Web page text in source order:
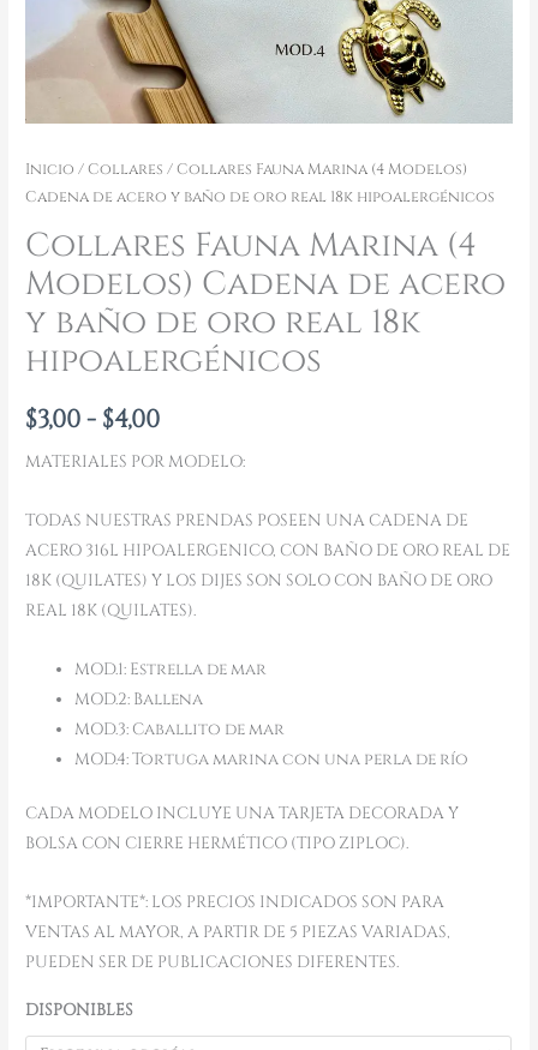
Inicio /Collares / Collares Fauna Marina (4 Modelos)
Cadena de acero y baño de oro real 18k hipoalergénicos
Collares Fauna Marina (4
Modelos) Cadena de acero
y baño de oro real 18k
hipoalergénicos
$3,00- $4,00
MATERIALES POR MODELO:
TODAS NUESTRAS PRENDAS POSEEN UNA CADENA DE
ACERO 316L HIPOALERGENICO, CON BAÑO DE ORO REAL DE
18K (QUILATES) Y LOS DIJES SON SOLO CON BAÑO DE ORO
REAL 18K (QUILATES).
MOD.1: Estrella de mar
MOD.2: Ballena
MOD.3: Caballito de mar
MOD.4: Tortuga marina con una perla de río
CADA MODELO INCLUYE UNA TARJETA DECORADA Y
BOLSA CON CIERRE HERMÉTICO (TIPO ZIPLOC).
*IMPORTANTE*: LOS PRECIOS INDICADOS SON PARA
VENTAS AL MAYOR, A PARTIR DE 5 PIEZAS VARIADAS,
PUEDEN SER DE PUBLICACIONES DIFERENTES.
DISPONIBLES
hipoalergénicos
cantidad